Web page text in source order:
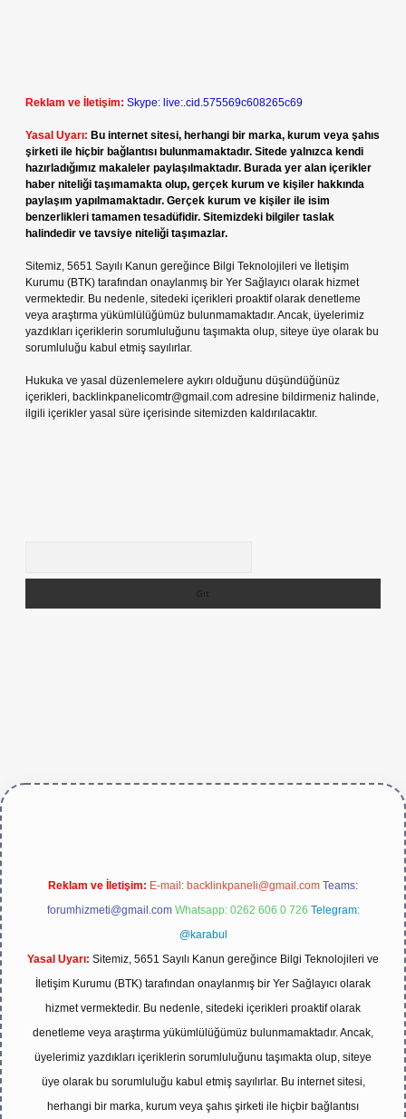
Reklam ve İletişim: Skype: live:.cid.575569c608265c69
Yasal Uyarı: Bu internet sitesi, herhangi bir marka, kurum veya şahıs
şirketi ile hiçbir bağlantısı bulunmamaktadır. Sitede yalnızca kendi
hazırladığımız makaleler paylaşılmaktadır. Burada yer alan içerikler
haber niteliği taşımamakta olup, gerçek kurum ve kişiler hakkında
paylaşım yapılmamaktadır. Gerçek kurum ve kişiler ile isim
benzerlikleri tamamen tesadüfidir. Sitemizdeki bilgiler taslak
halindedir ve tavsiye niteliği taşımazlar.
Sitemiz, 5651 Sayılı Kanun gereğince Bilgi Teknolojileri ve İletişim
Kurumu (BTK) tarafından onaylanmış bir Yer Sağlayıcı olarak hizmet
vermektedir. Bu nedenle, sitedeki içerikleri proaktif olarak denetleme
veya araştırma yükümlülüğümüz bulunmamaktadır. Ancak, üyelerimiz
yazdıkları içeriklerin sorumluluğunu taşımakta olup, siteye üye olarak bu
sorumluluğu kabul etmiş sayılırlar.
Hukuka ve yasal düzenlemelere aykırı olduğunu düşündüğünüz
içerikleri, backlinkpanelicomtr@gmail.com adresine bildirmeniz halinde,
ilgili içerikler yasal süre içerisinde sitemizden kaldırılacaktır.
Reklam ve İletişim: E-mail: backlinkpaneli@gmail.com Teams:
forumhizmeti@gmail.com Whatsapp: 0262 606 0 726 Telegram:
@karabul
Yasal Uyarı: Sitemiz, 5651 Sayılı Kanun gereğince Bilgi Teknolojileri ve
İletişim Kurumu (BTK) tarafından onaylanmış bir Yer Sağlayıcı olarak
hizmet vermektedir. Bu nedenle, sitedeki içerikleri proaktif olarak
denetleme veya araştırma yükümlülüğümüz bulunmamaktadır. Ancak,
üyelerimiz yazdıkları içeriklerin sorumluluğunu taşımakta olup, siteye
üye olarak bu sorumluluğu kabul etmiş sayılırlar. Bu internet sitesi,
herhangi bir marka, kurum veya şahıs şirketi ile hiçbir bağlantısı